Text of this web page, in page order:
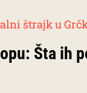
Šta ih